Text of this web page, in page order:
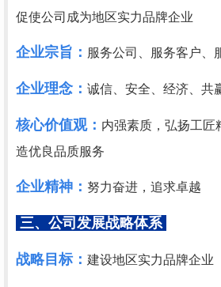
促使公司成为地区实力品牌企业
企业宗旨： 服务公司、服务客户、
企业理念： 诚信、安全、经济、共
核心价值观： 内强素质，弘扬工匠
造优良品质服务
企业精神： 努力奋进，追求卓越
三、公司发展战略体系
战略目标： 建设地区实力品牌企业